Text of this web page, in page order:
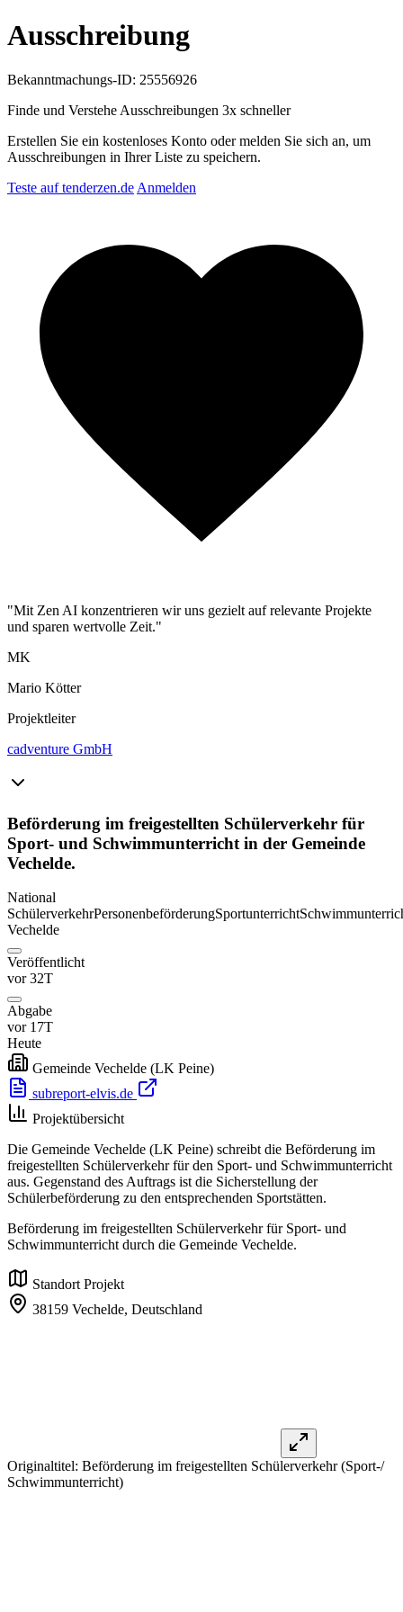
Ausschreibung
Bekanntmachungs-ID: 25556926
Finde und Verstehe Ausschreibungen 3x schneller
Erstellen Sie ein kostenloses Konto oder melden Sie sich an, um
Ausschreibungen in Ihrer Liste zu speichern.
Teste auf tenderzen.de Anmelden
"Mit Zen AI konzentrieren wir uns gezielt auf relevante Projekte
und sparen wertvolle Zeit."
MK
Mario Kötter
Projektleiter
cadventure GmbH
Beförderung im freigestellten Schülerverkehr für
Sport- und Schwimmunterricht in der Gemeinde
Vechelde.
National
SchülerverkehrPersonenbeförderungSportunterricht
Vechelde
Veröffentlicht
vor 32T
Abgabe
vor 17T
Heute
Gemeinde Vechelde (LK Peine)
subreport-elvis.de
Projektübersicht
Die Gemeinde Vechelde (LK Peine) schreibt die Beförderung im
freigestellten Schülerverkehr für den Sport- und Schwimmunterricht
aus. Gegenstand des Auftrags ist die Sicherstellung der
Schülerbeförderung zu den entsprechenden Sportstätten.
Beförderung im freigestellten Schülerverkehr für Sport- und
Schwimmunterricht durch die Gemeinde Vechelde.
Standort Projekt
38159 Vechelde, Deutschland
Originaltitel: Beförderung im freigestellten Schülerverkehr (Sport-/
Schwimmunterricht)